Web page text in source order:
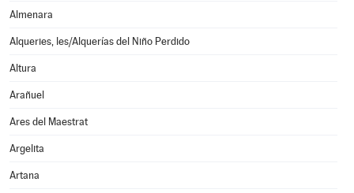
Almenara
Alqueries, les/Alquerías del Niño Perdido
Altura
Arañuel
Ares del Maestrat
Argelita
Artana